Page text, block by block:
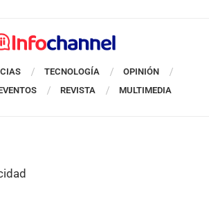
TECNOLOGÍA
OPINIÓN
REVISTA MULTIMEDIA